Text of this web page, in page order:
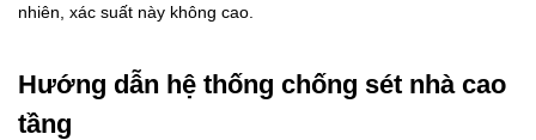
nhiên, xác suất này không cao.
Hướng dẫn hệ thống chống sét nhà cao
tầng